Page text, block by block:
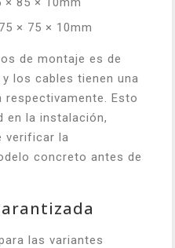
75 × 75 × 10mm
de montaje es de
los cables tienen una
respectivamente. Esto
en la instalación,
verificar la
concreto antes de
las variantes